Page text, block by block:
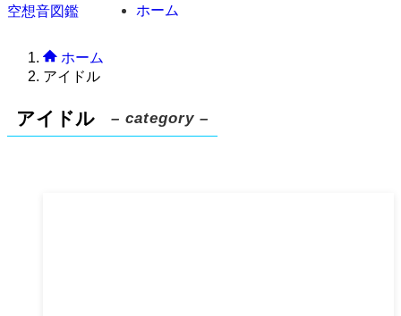
空想音図鑑 ホーム
ホーム
アイドル
アイドル – category –